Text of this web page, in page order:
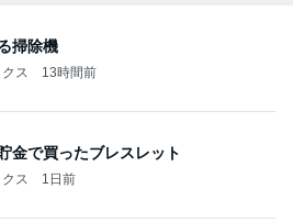
掃除機
ス 13時間前
金で買ったブレスレット
ス 1日前